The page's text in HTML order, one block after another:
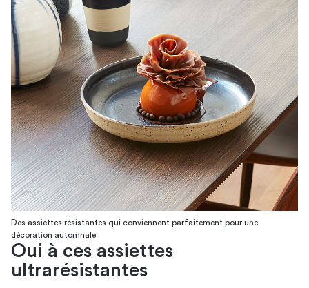
Des assiettes résistantes qui conviennent parfaitement pour une
décoration automnale
Oui à ces assiettes
ultrarésistantes